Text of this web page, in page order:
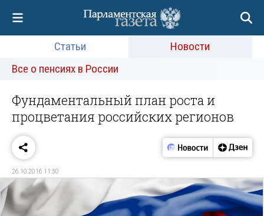
Статьи
Новости
Все о пенсиях в России
Фундаментальный план роста и
процветания российских регионов
26.10.2016 11:30